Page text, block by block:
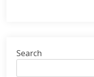
Search